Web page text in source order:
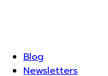
Blog
Newsletters